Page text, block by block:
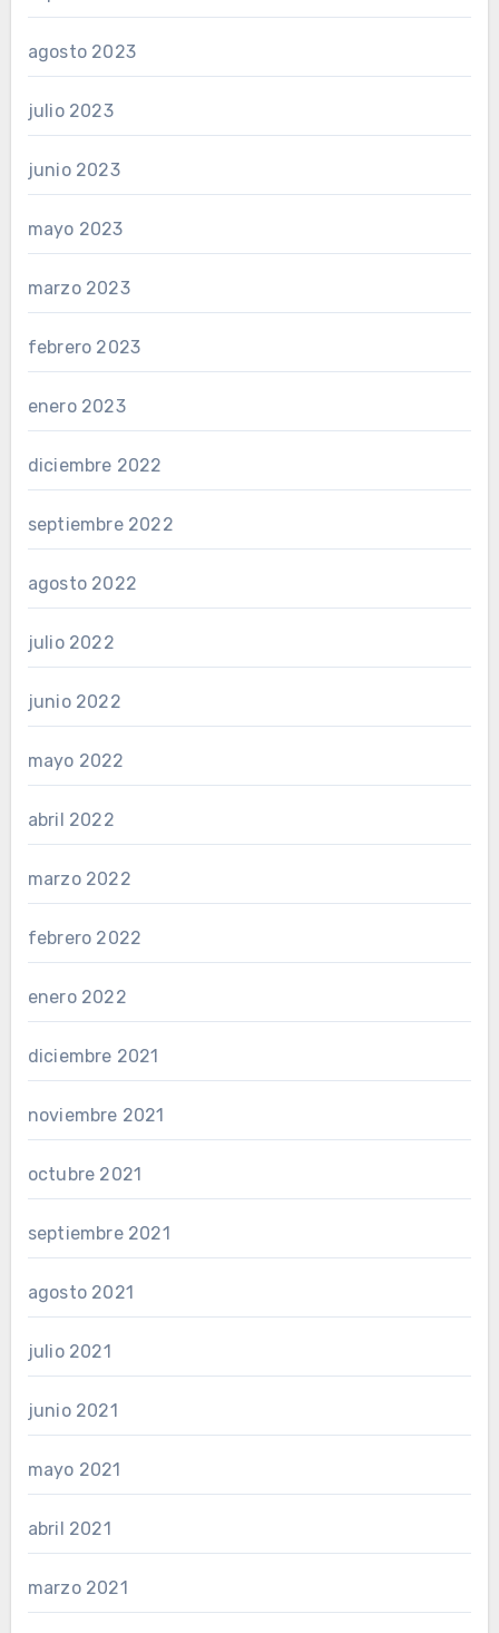
agosto 2023
julio 2023
junio 2023
mayo 2023
marzo 2023
febrero 2023
enero 2023
diciembre 2022
septiembre 2022
agosto 2022
julio 2022
junio 2022
mayo 2022
abril 2022
marzo 2022
febrero 2022
enero 2022
diciembre 2021
noviembre 2021
octubre 2021
septiembre 2021
agosto 2021
julio 2021
junio 2021
mayo 2021
abril 2021
marzo 2021